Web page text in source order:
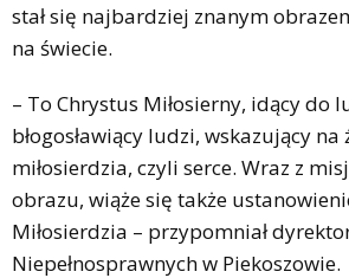
stał się najbardziej znanym
na świecie.
– To Chrystus Miłosierny, idący do
błogosławiący ludzi, wskazujący na
miłosierdzia, czyli serce. Wraz z
obrazu, wiąże się także
Miłosierdzia – przypomniał
Niepełnosprawnych w Piekoszowie.